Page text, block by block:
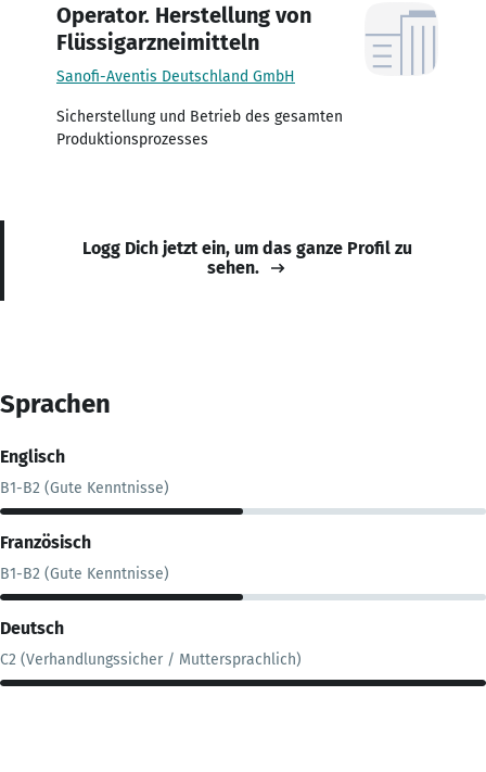
Operator. Herstellung von
Flüssigarzneimitteln
Sanofi-Aventis Deutschland GmbH
Sicherstellung und Betrieb des gesamten
Produktionsprozesses
Logg Dich jetzt ein, um das ganze Profil zu
sehen.
Sprachen
Englisch
B1-B2 (Gute Kenntnisse)
Französisch
B1-B2 (Gute Kenntnisse)
Deutsch
C2 (Verhandlungssicher / Muttersprachlich)